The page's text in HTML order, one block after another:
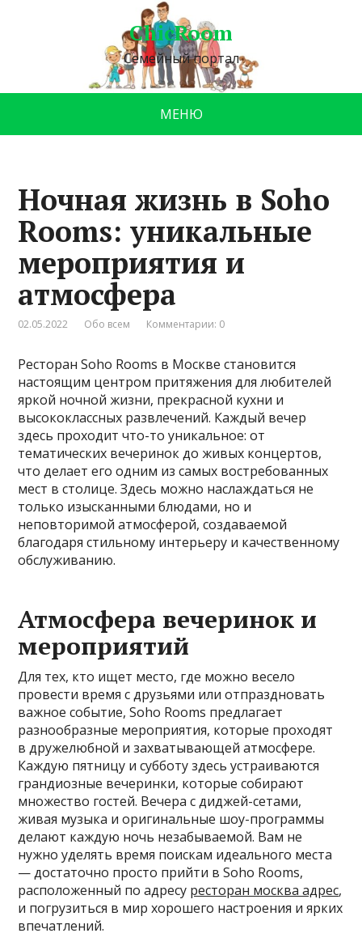
ChicRoom
Семейный портал
МЕНЮ
Ночная жизнь в Soho
Rooms: уникальные
мероприятия и
атмосфера
02.05.2022 Обо всем Комментарии: 0
Ресторан Soho Rooms в Москве становится
настоящим центром притяжения для любителей
яркой ночной жизни, прекрасной кухни и
высококлассных развлечений. Каждый вечер
здесь проходит что-то уникальное: от
тематических вечеринок до живых концертов,
что делает его одним из самых востребованных
мест в столице. Здесь можно наслаждаться не
только изысканными блюдами, но и
неповторимой атмосферой, создаваемой
благодаря стильному интерьеру и качественному
обслуживанию.
Атмосфера вечеринок и
мероприятий
Для тех, кто ищет место, где можно весело
провести время с друзьями или отпраздновать
важное событие, Soho Rooms предлагает
разнообразные мероприятия, которые проходят
в дружелюбной и захватывающей атмосфере.
Каждую пятницу и субботу здесь устраиваются
грандиозные вечеринки, которые собирают
множество гостей. Вечера с диджей-сетами,
живая музыка и оригинальные шоу-программы
делают каждую ночь незабываемой. Вам не
нужно уделять время поискам идеального места
— достаточно просто прийти в Soho Rooms,
расположенный по адресу ресторан москва адрес,
и погрузиться в мир хорошего настроения и ярких
впечатлений.